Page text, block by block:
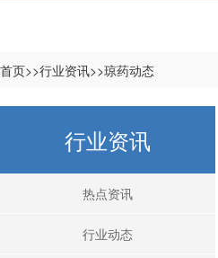
协会
首页>>行业资讯>>琼药动态
行业资讯
热点资讯
行业动态